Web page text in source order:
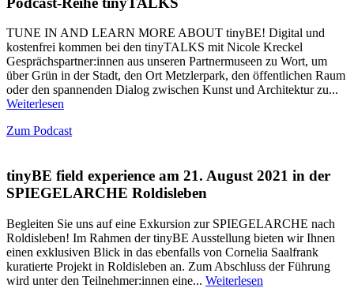
TUNE IN AND LEARN MORE ABOUT tinyBE! Digital und
kostenfrei kommen bei den tinyTALKS mit Nicole Kreckel
Gesprächspartner:innen aus unseren Partnermuseen zu Wort, um
über Grün in der Stadt, den Ort Metzlerpark, den öffentlichen Raum
oder den spannenden Dialog zwischen Kunst und Architektur zu...
Weiterlesen
Zum Podcast
tinyBE field experience am 21. August 2021 in der
SPIEGELARCHE Roldisleben
Begleiten Sie uns auf eine Exkursion zur SPIEGELARCHE nach
Roldisleben! Im Rahmen der tinyBE Ausstellung bieten wir Ihnen
einen exklusiven Blick in das ebenfalls von Cornelia Saalfrank
kuratierte Projekt in Roldisleben an. Zum Abschluss der Führung
wird unter den Teilnehmer:innen eine... Weiterlesen